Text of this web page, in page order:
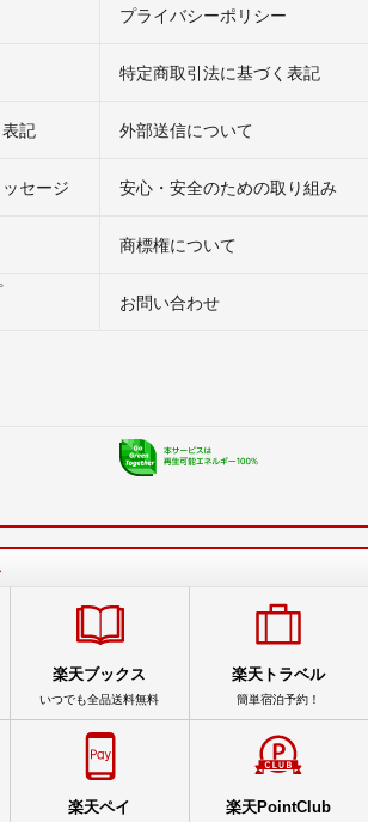
プライバシーポリシー
特定商取引法に基づく表記
記 外部送信について
セージ 安心・安全のための取り組み
商標権について
お問い合わせ
楽天ブックス
いつでも全品送料無料
楽天トラベル
簡単宿泊予約！
楽天ペイ 楽天PointClub